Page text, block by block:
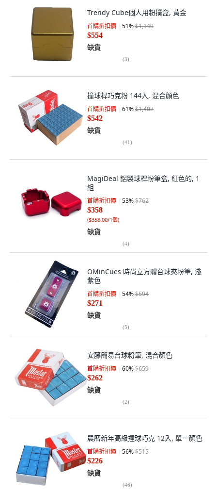
Trendy Cube個人用粉撲盒, 黃金
首購折扣價 51%$1,140
$554
缺貨
(3)
撞球桿巧克粉 144入, 混合顏色
首購折扣價 61%$1,402
$542
缺貨
(41)
MagiDeal 鋁製球桿粉筆盒, 紅色的, 1
組
首購折扣價 53%$762
$358
($358.00/1個)
缺貨
(4)
OMinCues 時尚立方體台球夾粉筆, 淺
紫色
首購折扣價 54%$594
$271
缺貨
(5)
安藤簡易台球粉筆, 混合顏色
首購折扣價 60%$659
$262
缺貨
(2)
農曆新年高級撞球巧克 12入, 單一顏色
首購折扣價 56%$515
$226
缺貨
(46)